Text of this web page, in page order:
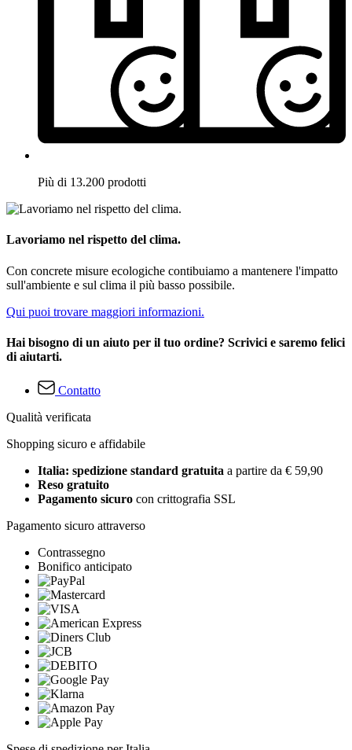
Più di 13.200 prodotti
Lavoriamo nel rispetto del clima.
Con concrete misure ecologiche contibuiamo a mantenere l'impatto
sull'ambiente e sul clima il più basso possibile.
Qui puoi trovare maggiori informazioni.
Hai bisogno di un aiuto per il tuo ordine? Scrivici e saremo felici
di aiutarti.
Contatto
Qualità verificata
Shopping sicuro e affidabile
Italia: spedizione standard gratuita a partire da € 59,90
Reso gratuito
Pagamento sicuro con crittografia SSL
Pagamento sicuro attraverso
Contrassegno
Bonifico anticipato